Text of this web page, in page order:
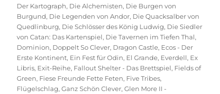
Der Kartograph, Die Alchemisten, Die Burgen von
Burgund, Die Legenden von Andor, Die Quacksalber von
Quedlinburg, Die Schlösser des König Ludwig, Die Siedler
von Catan: Das Kartenspiel, Die Tavernen im Tiefen Thal,
Dominion, Doppelt So Clever, Dragon Castle, Ecos - Der
Erste Kontinent, Ein Fest für Odin, El Grande, Everdell, Ex
Libris, Exit-Reihe, Fallout Shelter - Das Brettspiel, Fields of
Green, Fiese Freunde Fette Feten, Five Tribes,
Flügelschlag,Ganz Schön Clever,Glen More II -